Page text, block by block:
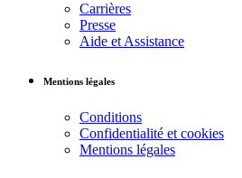
Carrières
Presse
Aide et Assistance
Mentions légales
Conditions
Confidentialité et cookies
Mentions légales